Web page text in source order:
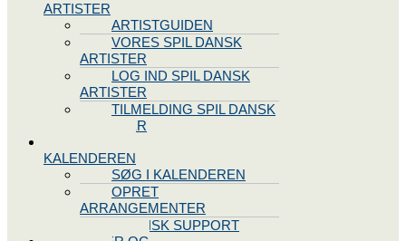
ARTISTER
ARTISTGUIDEN
VORES SPIL DANSK
ARTISTER
LOG IND SPIL DANSK
ARTISTER
TILMELDING SPIL DANSK
ARTISTER
KALENDEREN
SØG I KALENDEREN
OPRET
ARRANGEMENTER
TEKNISK SUPPORT